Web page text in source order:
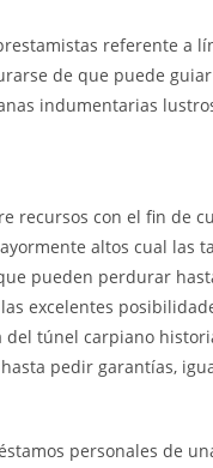
referente a
de que puede
indumentarias
recursos con el fin
altos cual las
pueden perdurar
excelentes
túnel carpiano
pedir garantías,
personales de